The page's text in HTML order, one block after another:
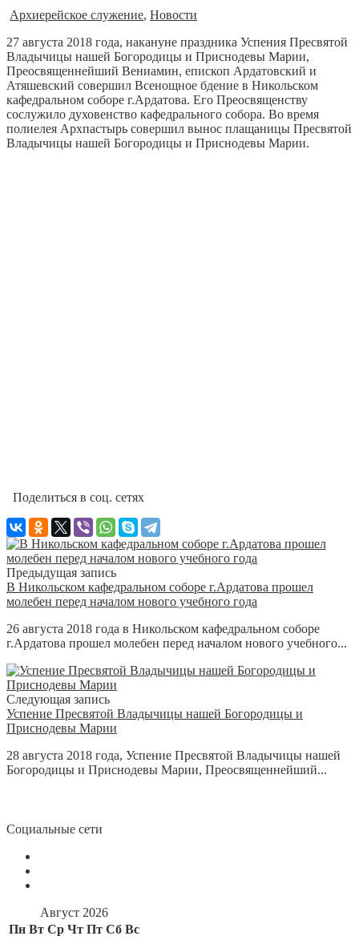
Архиерейское служение, Новости
27 августа 2018 года, накануне праздника Успения Пресвятой
Владычицы нашей Богородицы и Приснодевы Марии,
Преосвященнейший Вениамин, епископ Ардатовский и
Атяшевский совершил Всенощное бдение в Никольском
кафедральном соборе г.Ардатова. Его Преосвященству
сослужило духовенство кафедрального собора. Во время
полиелея Архпастырь совершил вынос плащаницы Пресвятой
Владычицы нашей Богородицы и Приснодевы Марии.
Поделиться в соц. сетях
Предыдущая запись
В Никольском кафедральном соборе г.Ардатова прошел
молебен перед началом нового учебного года
26 августа 2018 года в Никольском кафедральном соборе
г.Ардатова прошел молебен перед началом нового учебного...
Следующая запись
Успение Пресвятой Владычицы нашей Богородицы и
Приснодевы Марии
28 августа 2018 года, Успение Пресвятой Владычицы нашей
Богородицы и Приснодевы Марии, Преосвященнейший...
Социальные сети
Август 2026
Пн Вт Ср Чт Пт Сб Вс